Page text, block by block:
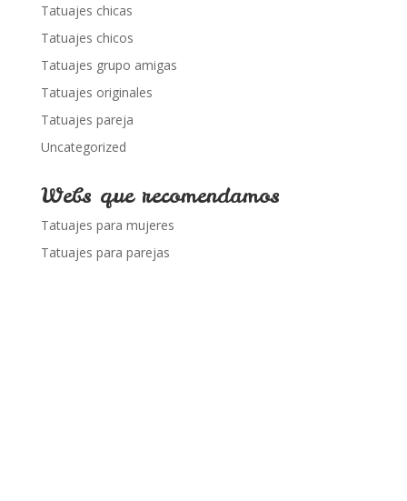
Tatuajes chicas
Tatuajes chicos
Tatuajes grupo amigas
Tatuajes originales
Tatuajes pareja
Uncategorized
Webs que recomendamos
Tatuajes para mujeres
Tatuajes para parejas